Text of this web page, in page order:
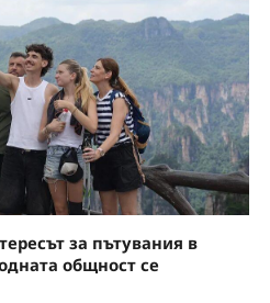
за пътувания в
общност се